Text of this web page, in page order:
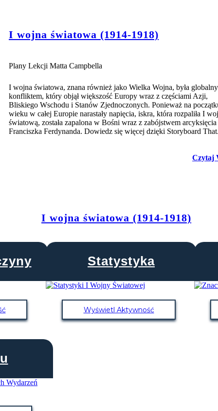
I wojna światowa (1914-1918)
Plany Lekcji Matta Campbella
I wojna światowa, znana również jako Wielka Wojna, była
konfliktem, który objął większość Europy wraz z częściami Azji,
Bliskiego Wschodu i Stanów Zjednoczonych. Ponieważ na
wieku w całej Europie narastały napięcia, iskra, która rozpaliła I
światową, została zapalona w Bośni wraz z zabójstwem arcyksięcia
Franciszka Ferdynanda. Dowiedz się więcej dzięki Storyboard
Czytaj
I wojna światowa (1914-1918)
Statystyka
Wyświetl Aktywność